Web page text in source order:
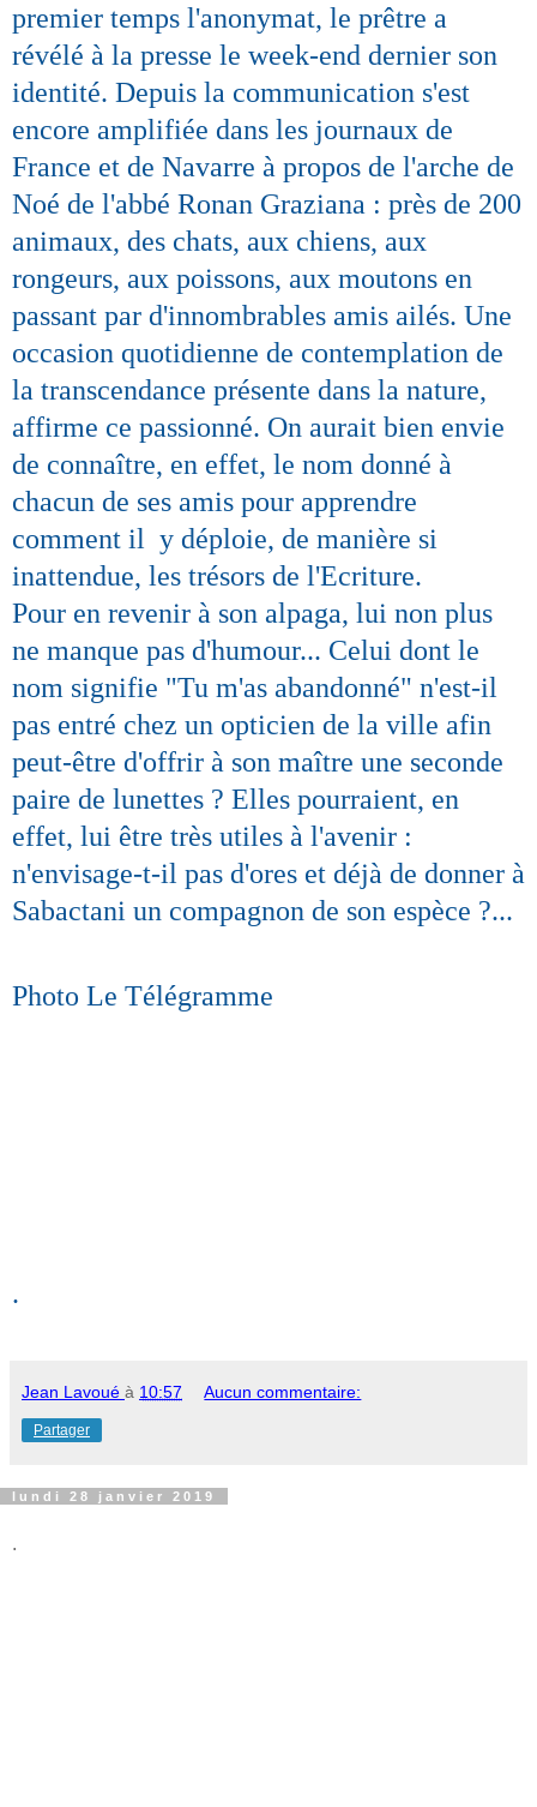
premier temps l'anonymat, le prêtre a
révélé à la presse le week-end dernier son
identité. Depuis la communication s'est
encore amplifiée dans les journaux de
France et de Navarre à propos de l'arche de
Noé de l'abbé Ronan Graziana : près de 200
animaux, des chats, aux chiens, aux
rongeurs, aux poissons, aux moutons en
passant par d'innombrables amis ailés. Une
occasion quotidienne de contemplation de
la transcendance présente dans la nature,
affirme ce passionné. On aurait bien envie
de connaître, en effet, le nom donné à
chacun de ses amis pour apprendre
comment il y déploie, de manière si
inattendue, les trésors de l'Ecriture.
Pour en revenir à son alpaga, lui non plus
ne manque pas d'humour... Celui dont le
nom signifie "Tu m'as abandonné" n'est-il
pas entré chez un opticien de la ville afin
peut-être d'offrir à son maître une seconde
paire de lunettes ? Elles pourraient, en
effet, lui être très utiles à l'avenir :
n'envisage-t-il pas d'ores et déjà de donner à
Sabactani un compagnon de son espèce ?...
Photo Le Télégramme
.
Jean Lavoué à 10:57 Aucun commentaire:
Partager
lundi 28 janvier 2019
.